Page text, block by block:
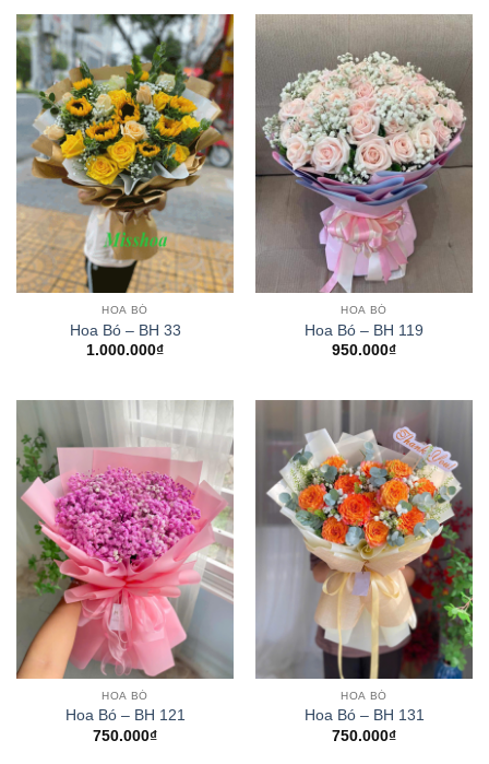
HOA BÓ
Hoa Bó – BH 33
1.000.000₫
HOA BÓ
Hoa Bó – BH 119
950.000₫
HOA BÓ
Hoa Bó – BH 121
750.000₫
HOA BÓ
Hoa Bó – BH 131
750.000₫